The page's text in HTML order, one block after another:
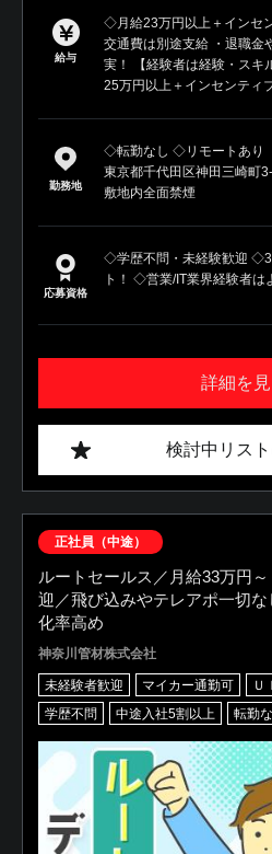
給与
◇月給23万円以上＋インセ
交通費は別途支給 ・退職
実！ 【経験者は経験・スキ
25万円以上＋インセンティ
勤務地
◇転勤なし ◇リモートあり
東京都千代田区神田三崎町
敷地内全面禁煙
応募資格
◇学歴不問・未経験歓迎 ◇3
ト！ ◇営業/IT業界経験者は
詳細を
検討中リス
正社員（中途）
ルートセールス／月給33万円
迎／飛び込みやテレアポ一切
化率高め
神奈川管材株式会社
未経験者歓迎 マイカー通勤可 Ｕ
学歴不問
中途入社5割以上 転勤